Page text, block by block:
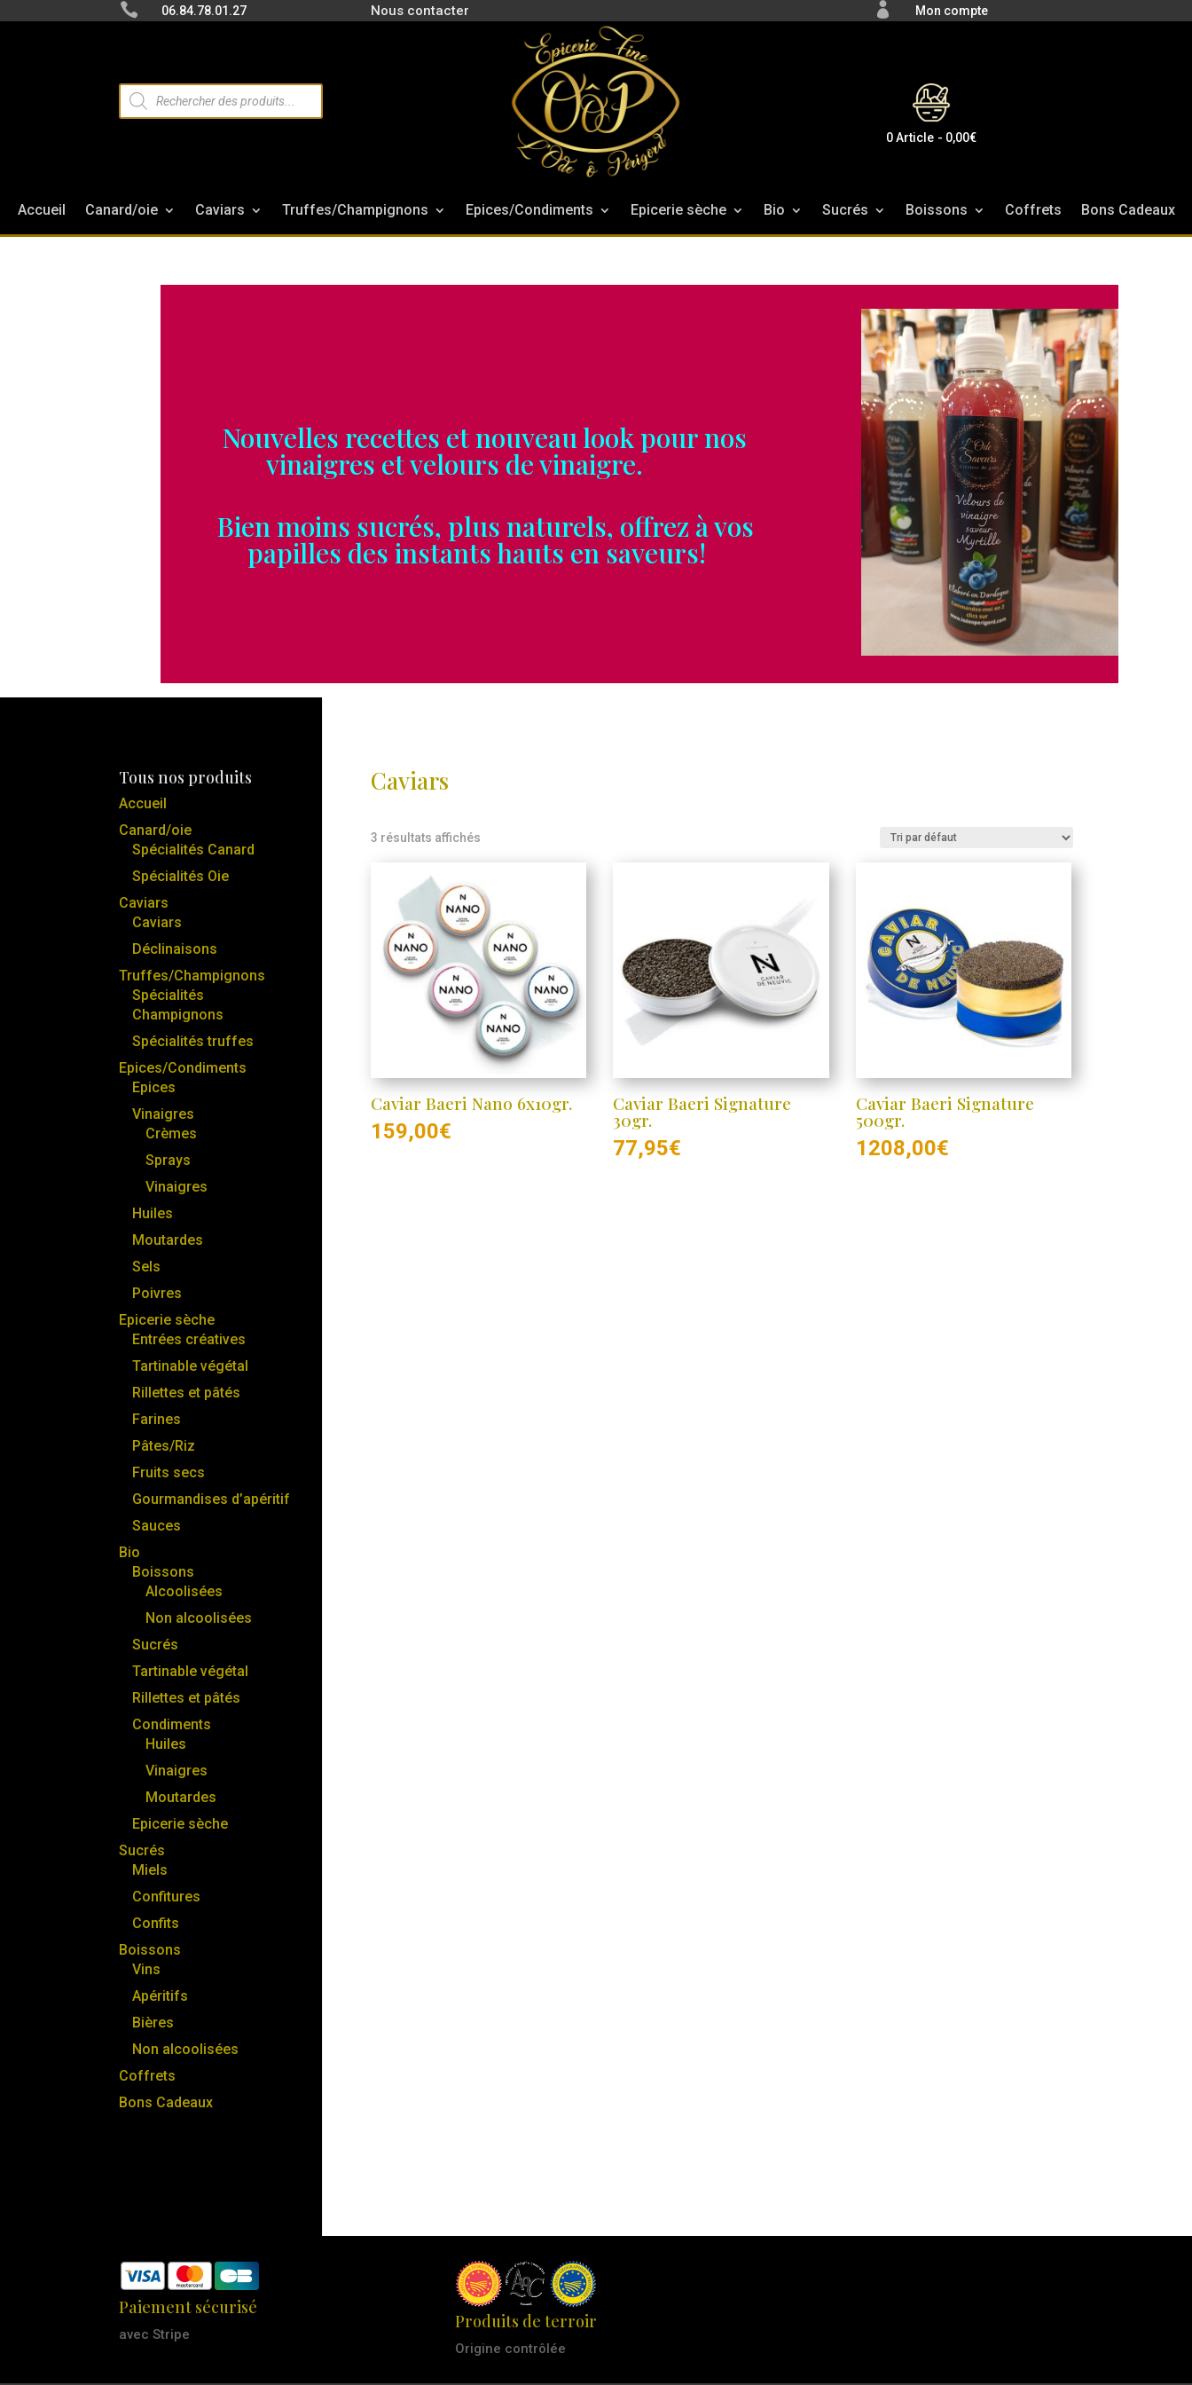
 06.84.78.01.27 Nous contacter  Mon compte
Recherche
de
produits
0 Article 0,00€
Accueil Canard/oie Caviars Truffes/Champignons Epices/Condiments Epicerie sèche Bio Sucrés Boissons Coffrets Bons Cadeaux
Nouvelles recettes et nouveau look pour nos
vinaigres et velours de vinaigre.
Bien moins sucrés, plus naturels, offrez à vos
papilles des instants hauts en saveurs!
Tous nos produits
Accueil
Canard/oie
Spécialités Canard
Spécialités Oie
Caviars
Caviars
Déclinaisons
Truffes/Champignons
Spécialités
Champignons
Spécialités truffes
Epices/Condiments
Epices
Vinaigres
Crèmes
Sprays
Vinaigres
Huiles
Moutardes
Sels
Poivres
Epicerie sèche
Entrées créatives
Tartinable végétal
Rillettes et pâtés
Farines
Pâtes/Riz
Fruits secs
Gourmandises d’apéritif
Sauces
Bio
Boissons
Alcoolisées
Non alcoolisées
Sucrés
Tartinable végétal
Rillettes et pâtés
Condiments
Huiles
Vinaigres
Moutardes
Epicerie sèche
Sucrés
Miels
Confitures
Confits
Boissons
Vins
Apéritifs
Bières
Non alcoolisées
Coffrets
Bons Cadeaux
Caviars
3 résultats affichés
Caviar Baeri Nano 6x10gr.
159,00€
Caviar Baeri Signature
30gr.
77,95€
Caviar Baeri Signature
500gr.
1208,00€
Paiement sécurisé
avec Stripe
Produits de terroir
Origine contrôlée